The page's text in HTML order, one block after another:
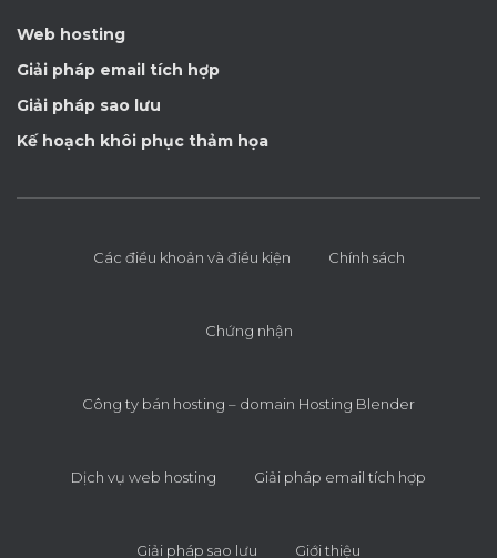
Web hosting
Giải pháp email tích hợp
Giải pháp sao lưu
Kế hoạch khôi phục thảm họa
Các điều khoản và điều kiện Chính sách
Chứng nhận
Công ty bán hosting – domain Hosting Blender
Dịch vụ web hosting Giải pháp email tích hợp
Giải pháp sao lưu Giới thiệu